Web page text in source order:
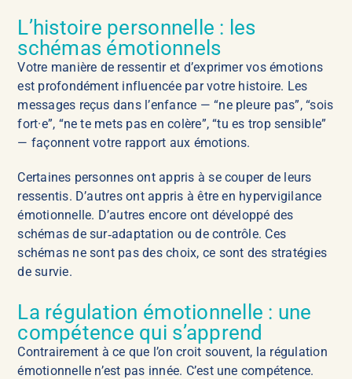
L’histoire personnelle : les
schémas émotionnels
Votre manière de ressentir et d’exprimer vos émotions
est profondément influencée par votre histoire. Les
messages reçus dans l’enfance — “ne pleure pas”, “sois
fort·e”, “ne te mets pas en colère”, “tu es trop sensible”
— façonnent votre rapport aux émotions.
Certaines personnes ont appris à se couper de leurs
ressentis. D’autres ont appris à être en hypervigilance
émotionnelle. D’autres encore ont développé des
schémas de sur‑adaptation ou de contrôle. Ces
schémas ne sont pas des choix, ce sont des stratégies
de survie.
La régulation émotionnelle : une
compétence qui s’apprend
Contrairement à ce que l’on croit souvent, la régulation
émotionnelle n’est pas innée. C’est une compétence.